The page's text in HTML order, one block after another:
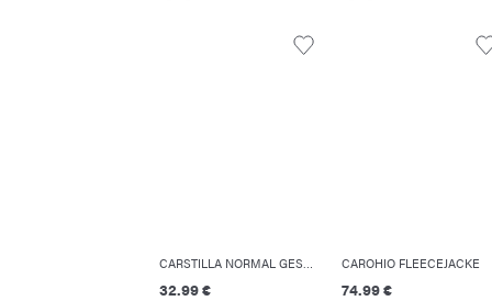
32.99 €
CAROHIO FLEECEJACKE
74.99 €